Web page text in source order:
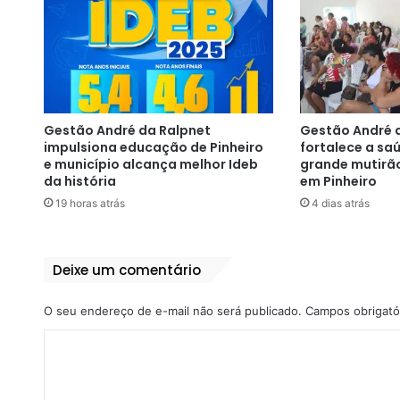
Gestão André da Ralpnet
impulsiona educação de Pinheiro
e município alcança melhor Ideb
da história
19 horas atrás
Gestão André
fortalece a
grande
em Pinheiro
4 dias atrás
Deixe um comentário
O seu endereço de e-mail não será publicado. Campos